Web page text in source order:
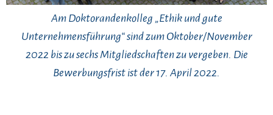
Am Doktorandenkolleg „Ethik und gute
Unternehmensführung“ sind zum Oktober/November
2022 bis zu sechs Mitgliedschaften zu vergeben. Die
Bewerbungsfrist ist der 17. April 2022.